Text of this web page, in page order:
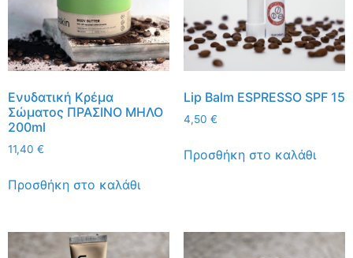
Ενυδατική Κρέμα
Σώματος ΠΡΑΣΙΝΟ ΜΗΛΟ
200ml
11,40 €
Προσθήκη στο καλάθι
Lip Balm ESPRESSO SPF 15
4,50 €
Προσθήκη στο καλάθι